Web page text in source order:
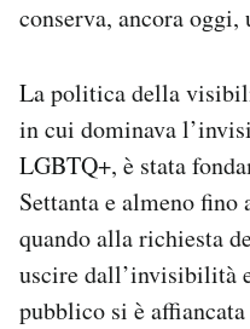
conserva, ancora oggi,
La politica della
in cui dominava
LGBTQ+, è stata
Settanta e almeno
quando alla richiesta
uscire dall’invisibilità
pubblico si è